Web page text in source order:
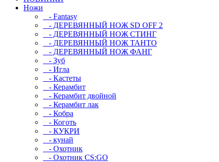
Ножи
- Fantasy
- ДЕРЕВЯННЫЙ НОЖ SD OFF 2
- ДЕРЕВЯННЫЙ НОЖ СТИНГ
- ДЕРЕВЯННЫЙ НОЖ ТАНТО
- ДЕРЕВЯННЫЙ НОЖ ФАНГ
- Зуб
- Игла
- Кастеты
- Керамбит
- Керамбит двойной
- Керамбит лак
- Кобра
- Коготь
- КУКРИ
- кунай
- Охотник
- Охотник CS:GO